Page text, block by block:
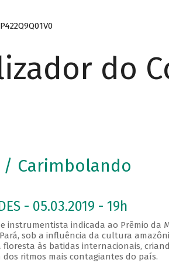
do
/ Carimbolando
- 05.03.2019 - 19h
instrumentista indicada ao Prêmio da
sob a influência da cultura
às batidas internacionais,
dos ritmos mais contagiantes do país.